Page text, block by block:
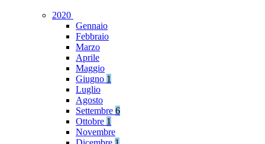
2020
Gennaio
Febbraio
Marzo
Aprile
Maggio
Giugno 1
Luglio
Agosto
Settembre 6
Ottobre 1
Novembre